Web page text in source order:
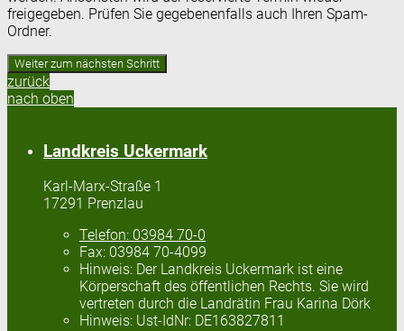
freigegeben. Prüfen Sie gegebenenfalls auch Ihren Spam-
Ordner.
zurück
nach oben
Landkreis Uckermark
Karl-Marx-Straße 1
17291 Prenzlau
Telefon: 03984 70-0
Fax: 03984 70-4099
Hinweis: Der Landkreis Uckermark ist eine
Körperschaft des öffentlichen Rechts. Sie wird
vertreten durch die Landrätin Frau Karina Dörk
Hinweis: Ust-IdNr: DE163827811